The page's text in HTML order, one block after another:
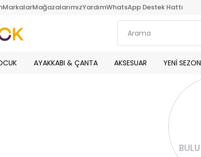
MarkalarMağazalarımızYardımWhatsApp Destek Hattı
AYAKKABI & ÇANTA AKSESUAR YENİ SEZON